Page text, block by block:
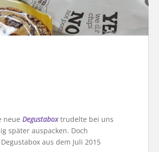
neue Degustaboxtrudelte bei uns
später auspacken. Doch
aus dem Juli 2015